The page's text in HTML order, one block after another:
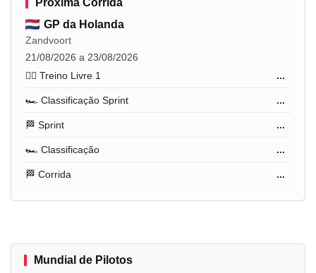
GP da Holanda
Zandvoort
21/08/2026 a 23/08/2026
🏋️‍♂️ Treino Livre 1
...
🏎️ Classificação Sprint ...
🏁 Sprint ...
🏎️ Classificação ...
🏁 Corrida ...
Mundial de Pilotos